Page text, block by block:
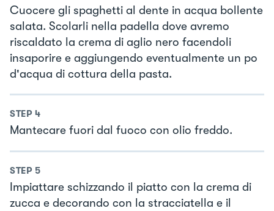
Cuocere gli spaghetti al dente in acqua bollente
salata. Scolarli nella padella dove avremo
riscaldato la crema di aglio nero facendoli
insaporire e aggiungendo eventualmente un po
d'acqua di cottura della pasta.
STEP 4
Mantecare fuori dal fuoco con olio freddo.
STEP 5
Impiattare schizzando il piatto con la crema di
zucca e decorando con la stracciatella e il